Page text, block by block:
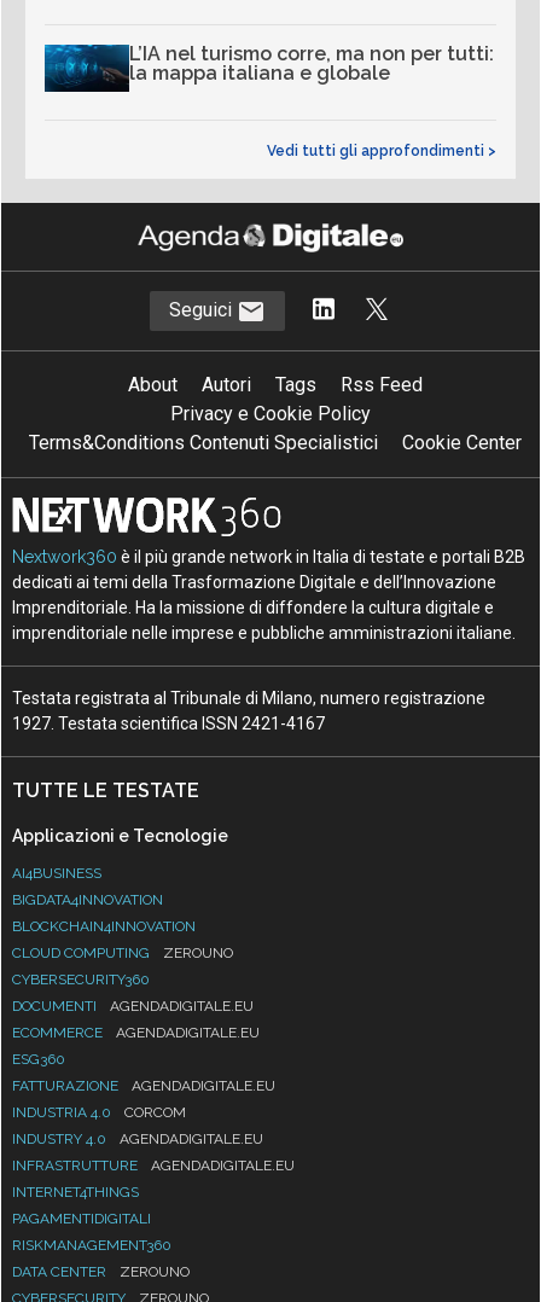
L’IA nel turismo corre, ma non per tutti:
la mappa italiana e globale
Vedi tutti gli approfondimenti >
Seguici
About Autori Tags
Rss Feed
Privacy e Cookie Policy
Terms&Conditions Contenuti Specialistici
Cookie Center
Nextwork360 è il più grande network in Italia di testate e portali B2B
dedicati ai temi della Trasformazione Digitale e dell’Innovazione
Imprenditoriale. Ha la missione di diffondere la cultura digitale e
imprenditoriale nelle imprese e pubbliche amministrazioni italiane.
Testata registrata al Tribunale di Milano, numero registrazione
1927. Testata scientifica ISSN 2421-4167
TUTTE LE TESTATE
Applicazioni e Tecnologie
AI4BUSINESS
BIGDATA4INNOVATION
BLOCKCHAIN4INNOVATION
CLOUD COMPUTING
ZEROUNO
CYBERSECURITY360
DOCUMENTI
AGENDADIGITALE.EU
ECOMMERCE
AGENDADIGITALE.EU
ESG360
FATTURAZIONE
AGENDADIGITALE.EU
INDUSTRIA 4.0
CORCOM
INDUSTRY 4.0
AGENDADIGITALE.EU
INFRASTRUTTURE
AGENDADIGITALE.EU
INTERNET4THINGS
PAGAMENTIDIGITALI
RISKMANAGEMENT360
DATA CENTER
ZEROUNO
CYBERSECURITY
ZEROUNO